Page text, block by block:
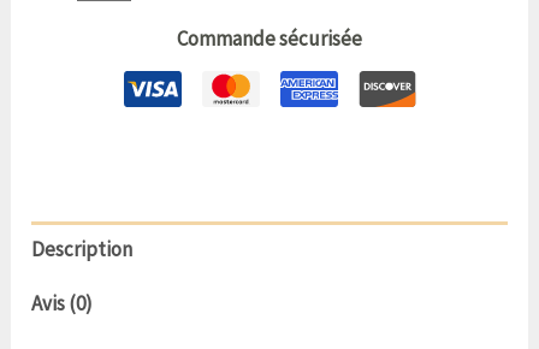
Commande sécurisée
Description
Avis (0)